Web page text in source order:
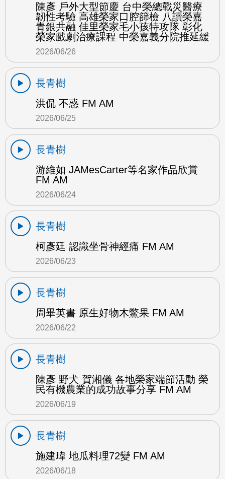
陳彥 戶外大型節慶 台中榮總戰災醫療
韌性考驗 高雄榮家口腔篩檢 八讀榮嘉
青銀共融 佳里榮家毛小孩特攻隊 彰化
榮家戲劇治療課程 中榮嘉義分院推延緩
2026/06/26
長青樹
洪侃 不惑 FM AM
2026/06/25
長青樹
游維如 JAMesCarter等名家作品欣賞
FM AM
2026/06/24
長青樹
柯彥廷 認識坐骨神經痛 FM AM
2026/06/23
長青樹
周畢英書 原生好物木鱉果 FM AM
2026/06/22
長青樹
陳彥 野犬 賀湘儀 各地榮家端節活動 榮
民有機農業的成功故事分享 FM AM
2026/06/19
長青樹
施建瑋 地瓜料理72變 FM AM
2026/06/18